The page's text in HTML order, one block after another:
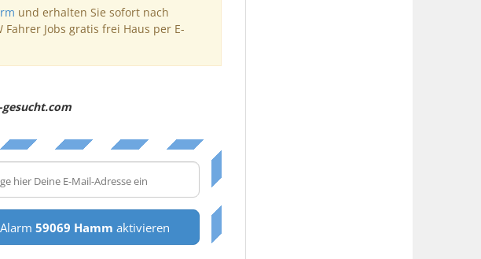
und erhalten Sie sofort nach
Jobs gratis frei Haus per E-
Alarm59069 Hamm aktivieren